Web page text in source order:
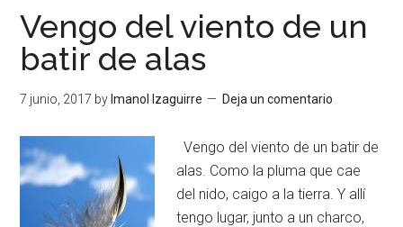
Vengo del viento de un
batir de alas
7 junio, 2017 by Imanol Izaguirre Deja un comentario
Vengo del viento de un batir de
alas. Como la pluma que cae
del nido, caigo a la tierra. Y allí
tengo lugar, junto a un charco,